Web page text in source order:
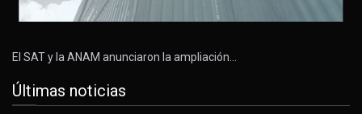
El SAT y la ANAM anunciaron la ampliación…
Últimas noticias